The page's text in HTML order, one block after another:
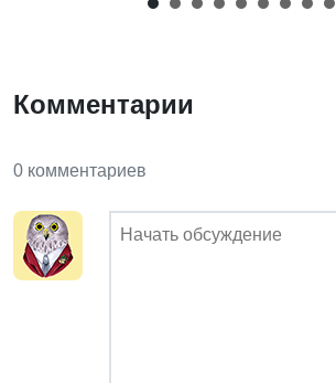
Комментарии
0 комментариев